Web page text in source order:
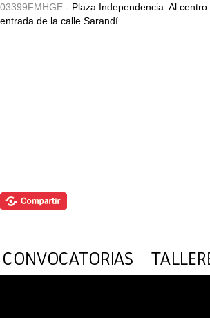
03399FMHGE - Plaza Independencia. Al centro:
entrada de la calle Sarandí.